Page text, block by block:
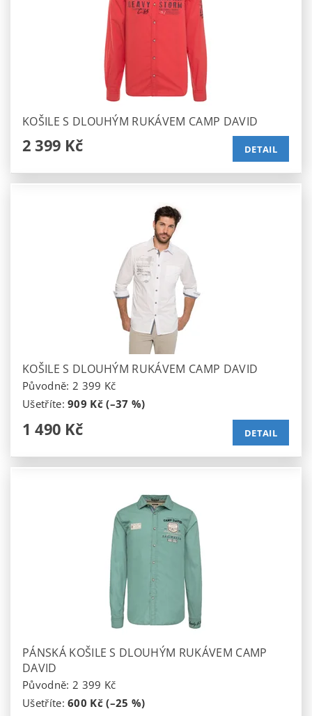
KOŠILE S DLOUHÝM RUKÁVEM CAMP DAVID
2 399 Kč DETAIL
KOŠILE S DLOUHÝM RUKÁVEM CAMP DAVID
Původně: 2 399 Kč
Ušetříte:909 Kč (–37 %)
1 490 Kč DETAIL
PÁNSKÁ KOŠILE S DLOUHÝM RUKÁVEM CAMP
DAVID
Původně: 2 399 Kč
Ušetříte:600 Kč (–25 %)